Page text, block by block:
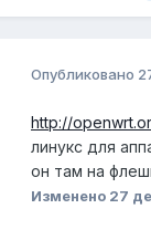
Опубликовано
http://
линукс для
он там на
Изменено 27